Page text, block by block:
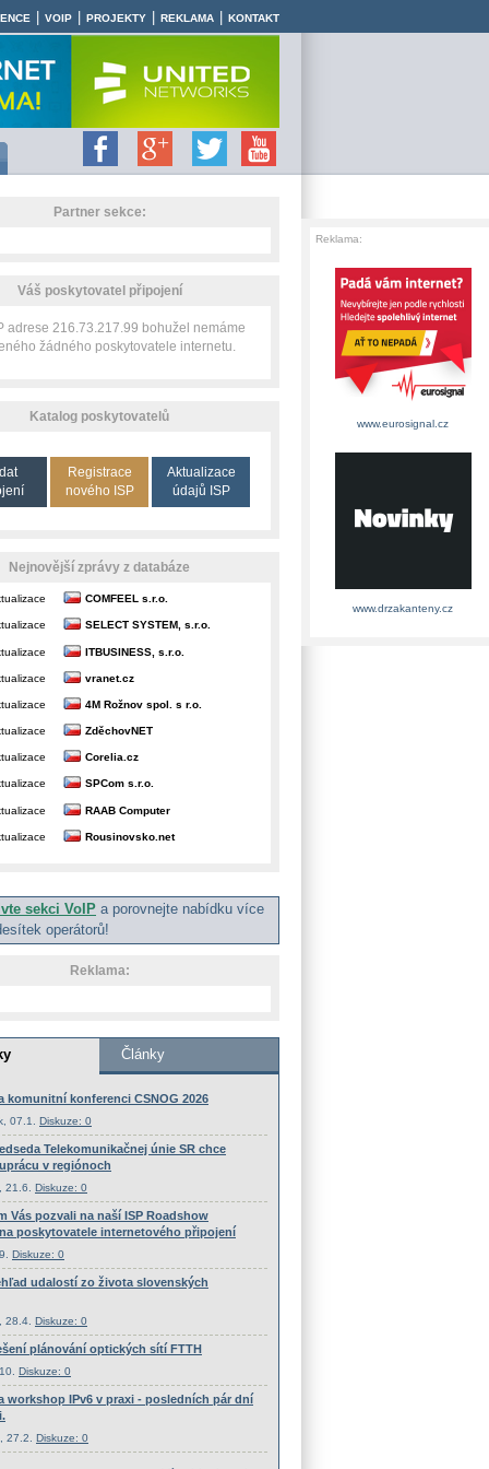
VOIP PROJEKTY REKLAMA KONTAKT
Partner sekce:
Váš poskytovatel připojení
adrese 216.73.217.99 bohužel nemáme
žádného poskytovatele internetu.
Katalog poskytovatelů
Registrace
nového ISP
Aktualizace
údajů ISP
Nejnovější zprávy z databáze
COMFEEL s.r.o.
SELECT SYSTEM, s.r.o.
ITBUSINESS, s.r.o.
vranet.cz
4M Rožnov spol. s r.o.
ZděchovNET
Corelia.cz
SPCom s.r.o.
RAAB Computer
Rousinovsko.net
sekci VoIP a porovnejte nabídku více
operátorů!
Reklama:
Reklama:
www.eurosignal.cz
www.drzakanteny.cz